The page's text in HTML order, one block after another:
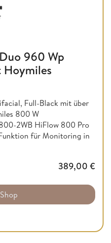
960 Wp
Full-Black mit über
800 W
2WB HiFlow 800 Pro
für Monitoring in
389,00 €